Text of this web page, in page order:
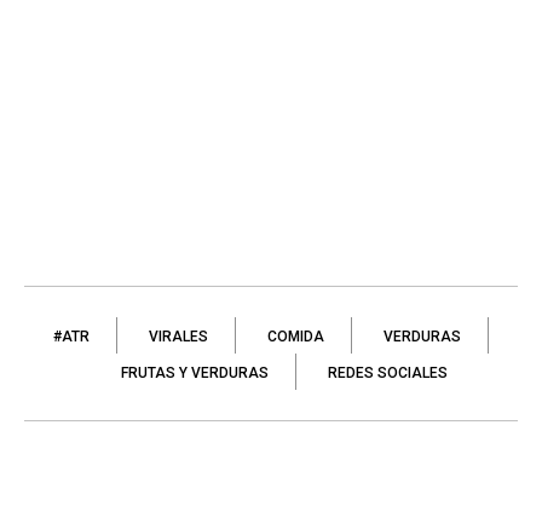
#ATR VIRALES COMIDA VERDURAS
FRUTAS Y VERDURAS REDES SOCIALES